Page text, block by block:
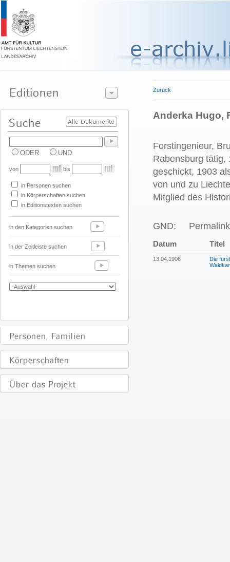
ODER UND
von bis
in Personen suchen
in Körperschaften suchen
in Editionstexten suchen
in den Kategorien suchen
in der Zeitleiste suchen
in Themen suchen
Zurück
Anderka Hugo,
Forstingenieur,
Rabensburg tätig,
geschickt, 1903
von und zu
Mitglied des
GND:
Datum Titel
13.04.1906
Die